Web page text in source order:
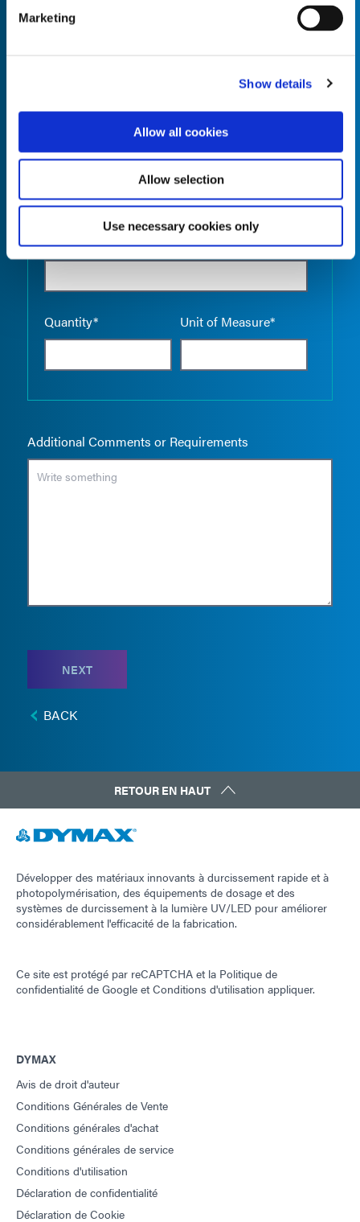
Marketing
Show details
Allow all cookies
Allow selection
Use necessary cookies only
Unit of Measure*
Product Name*
Quantity* Unit of Measure*
Additional Comments or Requirements
NEXT
BACK
RETOUR EN HAUT
Développer des matériaux innovants à durcissement rapide et à
photopolymérisation, des équipements de dosage et des
systèmes de durcissement à la lumière UV/LED pour améliorer
considérablement l'efficacité de la fabrication.
Ce site est protégé par reCAPTCHA et la Politique de
confidentialité de Google etConditions d'utilisation appliquer.
DYMAX
Avis de droit d'auteur
Conditions Générales de Vente
Conditions générales d'achat
Conditions générales de service
Conditions d'utilisation
Déclaration de confidentialité
Déclaration de Cookie